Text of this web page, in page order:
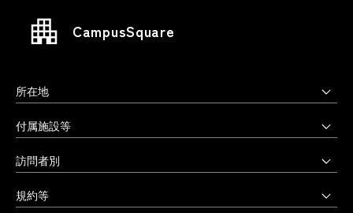
CampusSquare
所在地
上野毛キャンパス
〒158-8558 東京都世田谷区上野毛3-15-34
03-3702-1141（代）
付属施設等
多摩美術大学図書館
多摩美術大学美術館
アートテーク
訪問者別
受験生の方へ
規約等